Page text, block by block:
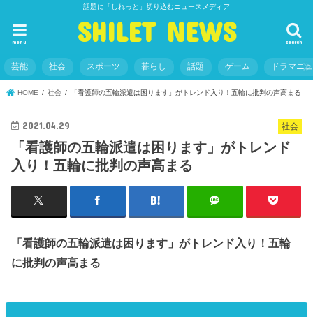
話題に「しれっと」切り込むニュースメディア
SHILET NEWS search
menu
芸能 社会 スポーツ 暮らし 話題 ゲーム ドラマニ
HOME 社会 「看護師の五輪派遣は困ります」がトレンド入り！五輪に批判の声高まる
社会
2021.04.29
「看護師の五輪派遣は困ります」がトレンド
入り！五輪に批判の声高まる
「看護師の五輪派遣は困ります」がトレンド入り！五輪
に批判の声高まる